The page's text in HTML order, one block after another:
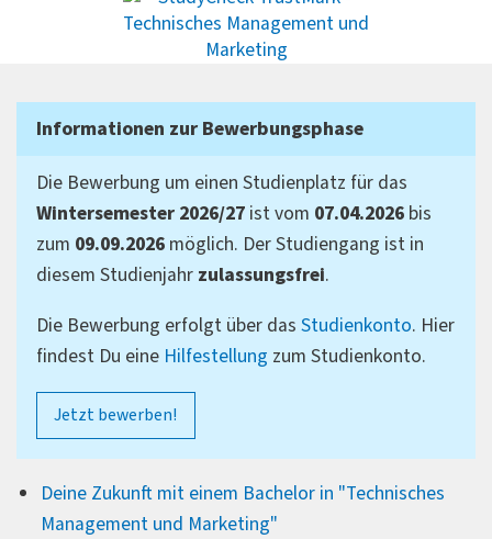
Informationen zur Bewerbungsphase
Die Bewerbung um einen Studienplatz für das
Wintersemester 2026/27ist vom 07.04.2026bis
zum 09.09.2026möglich. Der Studiengang ist in
diesem Studienjahr zulassungsfrei.
Die Bewerbung erfolgt über das Studienkonto. Hier
findest Du eine Hilfestellung zum Studienkonto.
Jetzt bewerben!
Deine Zukunft mit einem Bachelor in "Technisches
Management und Marketing"